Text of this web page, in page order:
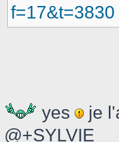
f=17&t=3830
yes
je
@+SYLVIE